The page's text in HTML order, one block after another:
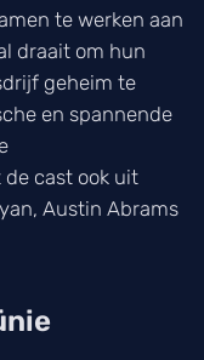
te werken aan
draait om hun
geheim te
en spannende
cast ook uit
Austin Abrams